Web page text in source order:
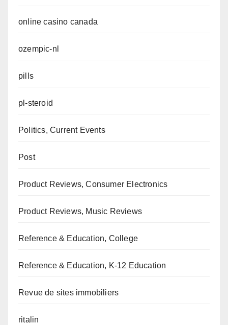
online casino canada
ozempic-nl
pills
pl-steroid
Politics, Current Events
Post
Product Reviews, Consumer Electronics
Product Reviews, Music Reviews
Reference & Education, College
Reference & Education, K-12 Education
Revue de sites immobiliers
ritalin